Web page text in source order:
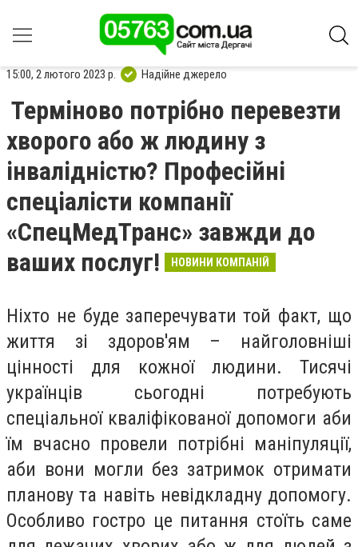
15:00, 2 лютого 2023 р. Надійне джерело
Терміново потрібно перевезти
хворого або ж людину з
інвалідністю? Професійні
спеціалісти компанії
«СпецМедТранс» завжди до
ваших послуг!
НОВИНИ КОМПАНІЙ
Ніхто не буде заперечувати той факт, що
життя зі здоров'ям – найголовніші
цінності для кожної людини. Тисячі
українців сьогодні потребують
спеціальної кваліфікованої допомоги аби
їм вчасно провели потрібні маніпуляції,
аби вони могли без затримок отримати
планову та навіть невідкладну допомогу.
Особливо гостро це питання стоїть саме